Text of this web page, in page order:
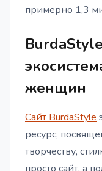
примерно 1,3
женщин
Сайт BurdaStyle
ресурс,
творчеству,